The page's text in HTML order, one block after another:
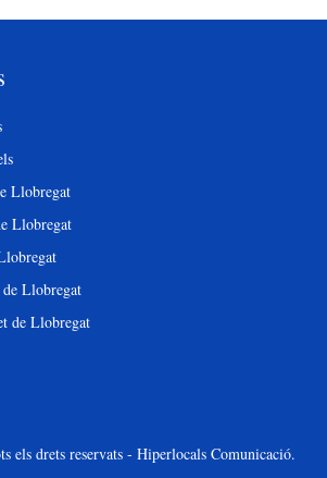
Llobregat
Llobregat
Llobregat
de Llobregat
els drets reservats - Hiperlocals Comunicació.